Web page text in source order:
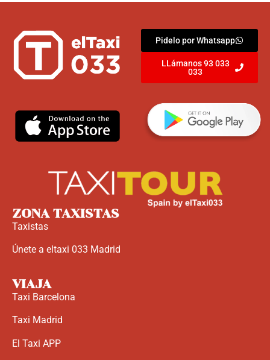
Pidelo por Whatsapp
LLámanos 93 033
033
ZONA TAXISTAS
Taxistas
Únete a eltaxi 033 Madrid
VIAJA
Taxi Barcelona
Taxi Madrid
El Taxi APP